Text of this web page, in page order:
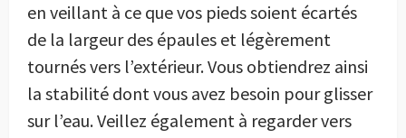
en veillant à ce que vos pieds soient écartés
de la largeur des épaules et légèrement
tournés vers l’extérieur. Vous obtiendrez ainsi
la stabilité dont vous avez besoin pour glisser
sur l’eau. Veillez également à regarder vers